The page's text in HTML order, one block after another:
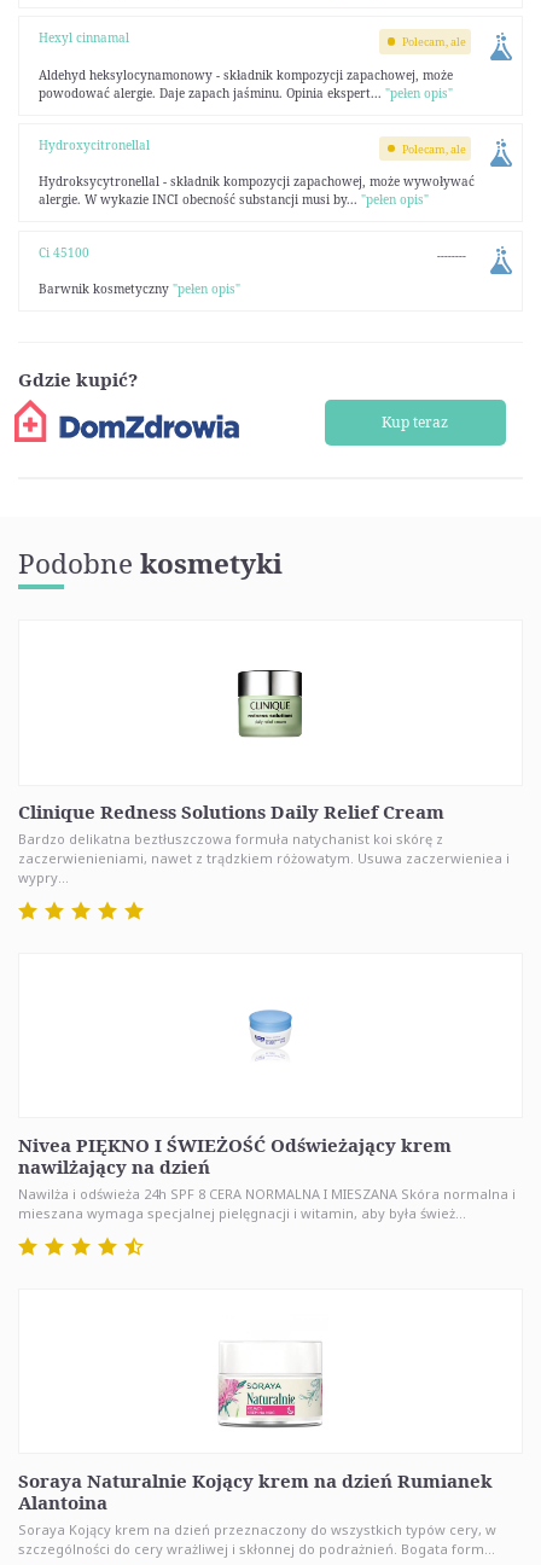
Hexyl cinnamal
Aldehyd heksylocynamonowy - składnik kompozycji zapachowej, może
powodować alergie. Daje zapach jaśminu. Opinia ekspert... "pełen opis"
Polecam, ale
Hydroxycitronellal
Hydroksycytronellal - składnik kompozycji zapachowej, może wywoływać
alergie. W wykazie INCI obecność substancji musi by... "pełen opis"
Polecam, ale
Ci 45100
Barwnik kosmetyczny "pełen opis"
--------
Gdzie kupić?
Kup teraz
Podobne kosmetyki
Clinique Redness Solutions Daily Relief Cream
Bardzo delikatna beztłuszczowa formuła natychanist koi skórę z
zaczerwienieniami, nawet z trądzkiem różowatym. Usuwa zaczerwieniea i
wypry...
Nivea PIĘKNO I ŚWIEŻOŚĆ Odświeżający krem
nawilżający na dzień
Nawilża i odświeża 24h SPF 8 CERA NORMALNA I MIESZANA Skóra normalna i
mieszana wymaga specjalnej pielęgnacji i witamin, aby była śwież...
Soraya Naturalnie Kojący krem na dzień Rumianek
Alantoina
Soraya Kojący krem na dzień przeznaczony do wszystkich typów cery, w
szczególności do cery wrażliwej i skłonnej do podrażnień. Bogata form...